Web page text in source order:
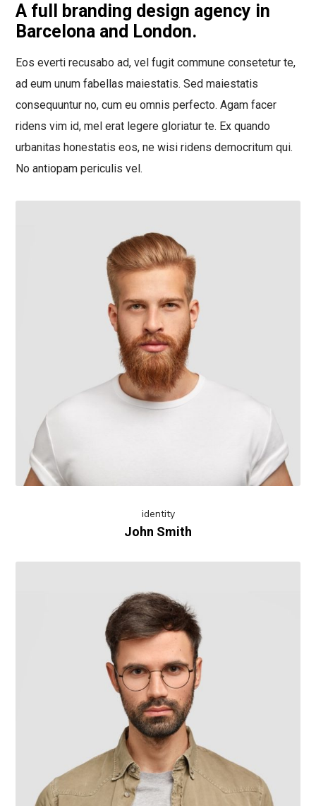
A full branding design agency in
Barcelona and London.
Eos everti recusabo ad, vel fugit commune consetetur te,
ad eum unum fabellas maiestatis. Sed maiestatis
consequuntur no, cum eu omnis perfecto. Agam facer
ridens vim id, mel erat legere gloriatur te. Ex quando
urbanitas honestatis eos, ne wisi ridens democritum qui.
No antiopam periculis vel.
identity
John Smith